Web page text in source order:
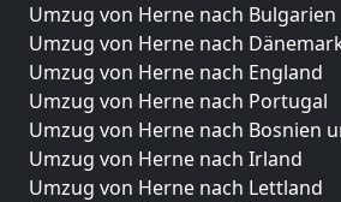
Umzug von Herne nach Bulgarien
Umzug von Herne nach
Umzug von Herne nach England
Umzug von Herne nach Portugal
Umzug von Herne nach Bosnien
Umzug von Herne nach Irland
Umzug von Herne nach Lettland